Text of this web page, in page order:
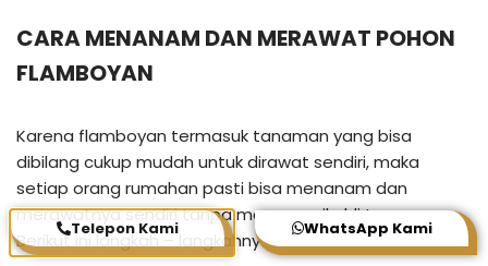
CARA MENANAM DAN MERAWAT POHON
FLAMBOYAN
Karena flamboyan termasuk tanaman yang bisa
dibilang cukup mudah untuk dirawat sendiri, maka
setiap orang rumahan pasti bisa menanam dan
merawatnya sendiri tanpa memanggil ahli tanaman.
Berikut ini langkah – langkahnya.
Telepon Kami WhatsApp Kami